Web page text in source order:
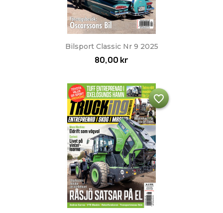
Bilsport Classic Nr 9 2025
80,00 kr
favorite_border